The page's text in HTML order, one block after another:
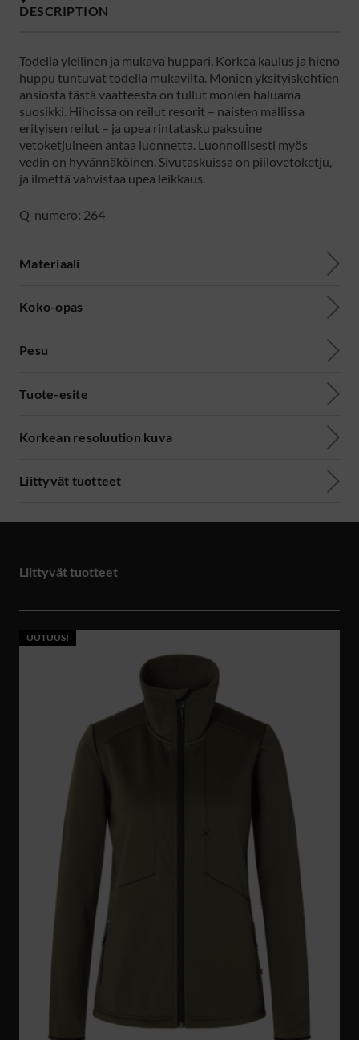
DESCRIPTION
Todella ylellinen ja mukava huppari. Korkea kaulus ja hieno
huppu tuntuvat todella mukavilta. Monien yksityiskohtien
ansiosta tästä vaatteesta on tullut monien haluama
suosikki. Hihoissa on reilut resorit – naisten mallissa
erityisen reilut – ja upea rintatasku paksuine
vetoketjuineen antaa luonnetta. Luonnollisesti myös
vedin on hyvännäköinen. Sivutaskuissa on piilovetoketju,
ja ilmettä vahvistaa upea leikkaus.
Q-numero: 264
Materiaali
Koko-opas
Pesu
Tuote-esite
Korkean resoluution kuva
Liittyvät tuotteet
Liittyvät tuotteet
UUTUUS!